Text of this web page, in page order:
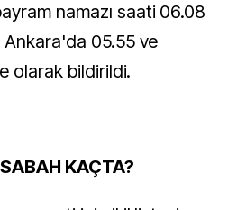
namazı saati 06.08
Ankara'da 05.55 ve
olarak bildirildi.
KAÇTA?